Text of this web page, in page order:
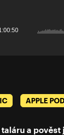
APPLE
a